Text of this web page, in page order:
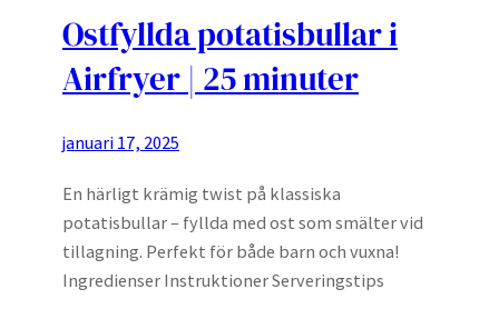
Ostfyllda potatisbullar i
Airfryer | 25 minuter
januari 17, 2025
En härligt krämig twist på klassiska
potatisbullar – fyllda med ost som smälter vid
tillagning. Perfekt för både barn och vuxna!
Ingredienser Instruktioner Serveringstips